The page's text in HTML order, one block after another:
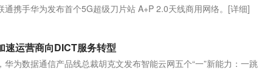
携手华为发布首个5G超级刀片站 A+P 2.0天线商用网络。 [详细]
速运营商向DICT服务转型
为数据通信产品线总裁胡克文发布智能云网五个“一”新能力：一跳